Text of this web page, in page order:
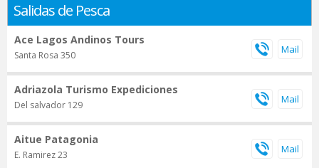
Salidas de Pesca
Ace Lagos Andinos Tours
Santa Rosa 350
Adriazola Turismo Expediciones
Del salvador 129
Aitue Patagonia
E. Ramirez 23